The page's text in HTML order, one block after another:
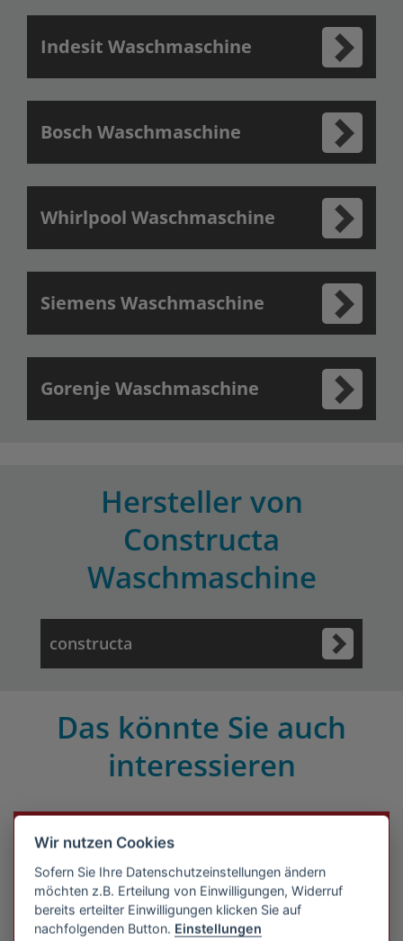
Indesit Waschmaschine
Bosch Waschmaschine
Whirlpool Waschmaschine
Siemens Waschmaschine
Gorenje Waschmaschine
Hersteller von
Constructa
Waschmaschine
constructa
Das könnte Sie auch
interessieren
Große Auswahl an Constructa
Waschmaschinen zu günstigen
Preisen auf Amazon
Große Auswahl an
Wir nutzen Cookies
Sofern Sie Ihre Datenschutzeinstellungen ändern
möchten z.B. Erteilung von Einwilligungen, Widerruf
bereits erteilter Einwilligungen klicken Sie auf
nachfolgenden Button. Einstellungen